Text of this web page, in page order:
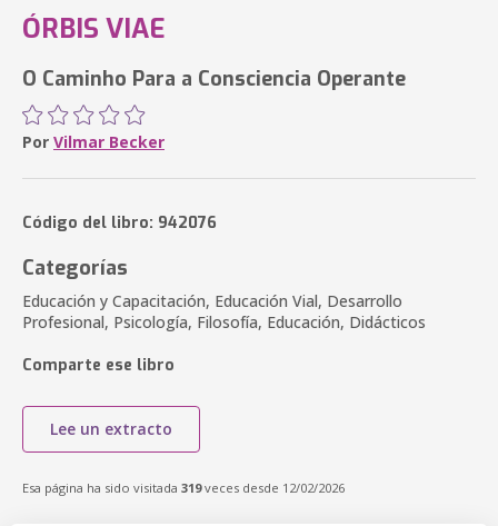
ÓRBIS VIAE
O Caminho Para a Consciencia Operante
Por Vilmar Becker
Código del libro: 942076
Categorías
Educación y Capacitación, Educación Vial, Desarrollo
Profesional, Psicología, Filosofía, Educación, Didácticos
Comparte ese libro
Lee un extracto
Esa página ha sido visitada 319veces desde 12/02/2026